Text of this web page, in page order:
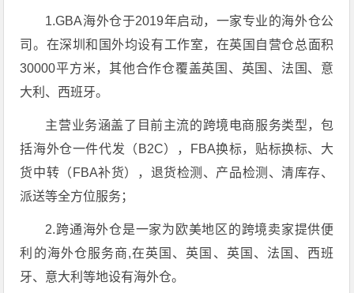
1.GBA海外仓于2019年启动，一家专业的海外仓公
司。在深圳和国外均设有工作室，在英国自营仓总面积
30000平方米，其他合作仓覆盖英国、英国、法国、意
大利、西班牙。
主营业务涵盖了目前主流的跨境电商服务类型，包
括海外仓一件代发（B2C），FBA换标，贴标换标、大
货中转（FBA补货），退货检测、产品检测、清库存、
派送等全方位服务；
2.跨通海外仓是一家为欧美地区的跨境卖家提供便
利的海外仓服务商,在英国、英国、英国、法国、西班
牙、意大利等地设有海外仓。